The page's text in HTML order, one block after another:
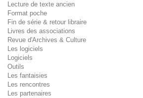
Lecture de texte ancien
Format poche
Fin de série & retour libraire
Livres des associations
Revue d'Archives & Culture
Les logiciels
Logiciels
Outils
Les fantaisies
Les rencontres
Les partenaires